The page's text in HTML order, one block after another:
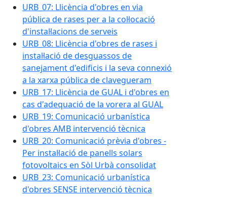
URB_07: Llicència d'obres en via
pública de rases per a la col·locació
d'instal·lacions de serveis
URB_08: Llicència d'obres de rases i
instal·lació de desguassos de
sanejament d'edificis i la seva connexió
a la xarxa pública de clavegueram
URB_17: Llicència de GUAL i d'obres en
cas d'adequació de la vorera al GUAL
URB_19: Comunicació urbanística
d'obres AMB intervenció tècnica
URB_20: Comunicació prèvia d'obres -
Per instal·lació de panells solars
fotovoltaics en Sòl Urbà consolidat
URB_23: Comunicació urbanística
d'obres SENSE intervenció tècnica